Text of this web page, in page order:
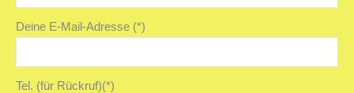
Deine E-Mail-Adresse (*)
Tel. (für Rückruf)(*)